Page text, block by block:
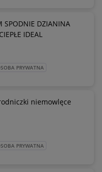
SPODNIE DZIANINA
IDEAL
PRYWATNA
niemowlęce
PRYWATNA